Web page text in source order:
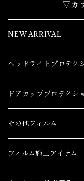
▽カ
NEW ARRIVAL
ヘッドライトプロテク
トヨタ
86(GR86)
bB
レクサス
CT
ES
日産
ドアカッププロテクシ
トヨタ
86(GR86)
bB
レクサス
その他フィルム
フィルム施工アイテム